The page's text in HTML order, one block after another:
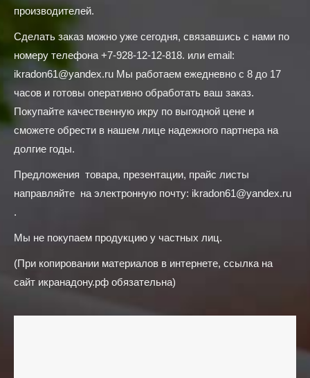
производителей.
Сделать заказ можно уже сегодня, связавшись с нами по
номеру телефона +7-928-12-12-818. или email:
ikradon61@yandex.ru Мы работаем ежедневно с 8 до 17
часов и готовы оперативно обработать ваш заказ.
Покупайте качественную икру по выгодной цене и
сможете обрести в нашем лице надежного партнера на
долгие годы.
Предложения товара, презентации, прайс листы
направляйте на электронную почту: ikradon61@yandex.ru
.
Мы не покупаем продукцию у частных лиц.
(При копировании материалов в интернете, ссылка на
сайт икранадону.рф обязательна)